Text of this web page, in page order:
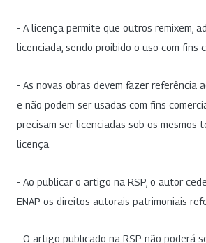
- A licença permite que outros remixem,
licenciada, sendo proibido o uso com fins
- As novas obras devem fazer referência
e não podem ser usadas com fins
precisam ser licenciadas sob os mesmos
licença.
- Ao publicar o artigo na RSP, o autor
ENAP os direitos autorais patrimoniais
- O artigo publicado na RSP não poderá